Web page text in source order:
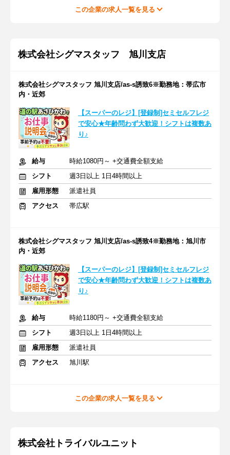
この企業の求人一覧を見る
株式会社シグマスタッフ 旭川支店
株式会社シグマスタッフ 旭川支店/as-s誘致6※勤務地：帯広市
内・近郊
【スーパーのレジ】[登録制]セミセルフレジ
で安心★年齢問わず大歓迎！シフトは複数あ
り♪
給与
時給1080円～ +交通費全額支給
シフト
週3日以上 1日4時間以上
雇用形態
派遣社員
アクセス
帯広駅
株式会社シグマスタッフ 旭川支店/as-s誘致4※勤務地：旭川市
内・近郊
【スーパーのレジ】[登録制]セミセルフレジ
で安心★年齢問わず大歓迎！シフトは複数あ
り♪
給与
時給1180円～ +交通費全額支給
シフト
週3日以上 1日4時間以上
雇用形態
派遣社員
アクセス
旭川駅
この企業の求人一覧を見る
株式会社トライバルユニット